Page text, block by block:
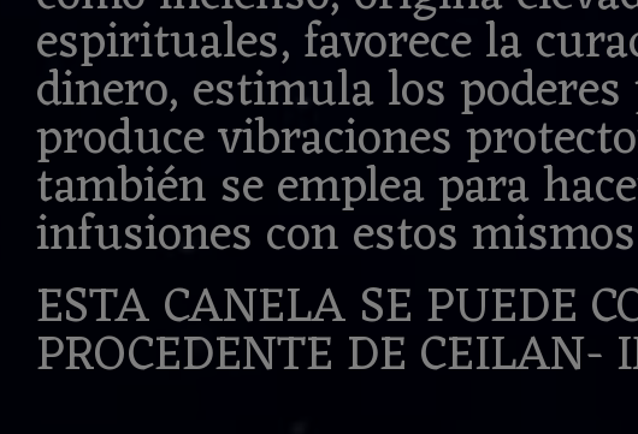
espirituales, favorece la
dinero, estimula los
produce vibraciones
también se emplea para
infusiones con estos
ESTA CANELA SE PUEDE
PROCEDENTE DE CEILAN-